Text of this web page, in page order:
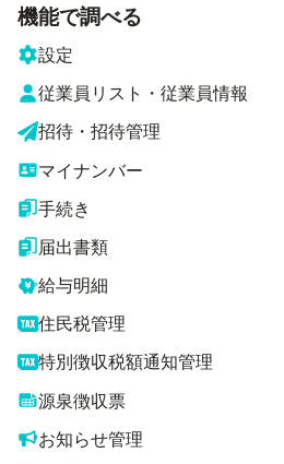
機能で調べる
設定
従業員リスト・従業員情報
招待・招待管理
マイナンバー
手続き
届出書類
給与明細
住民税管理
特別徴収税額通知管理
源泉徴収票
お知らせ管理